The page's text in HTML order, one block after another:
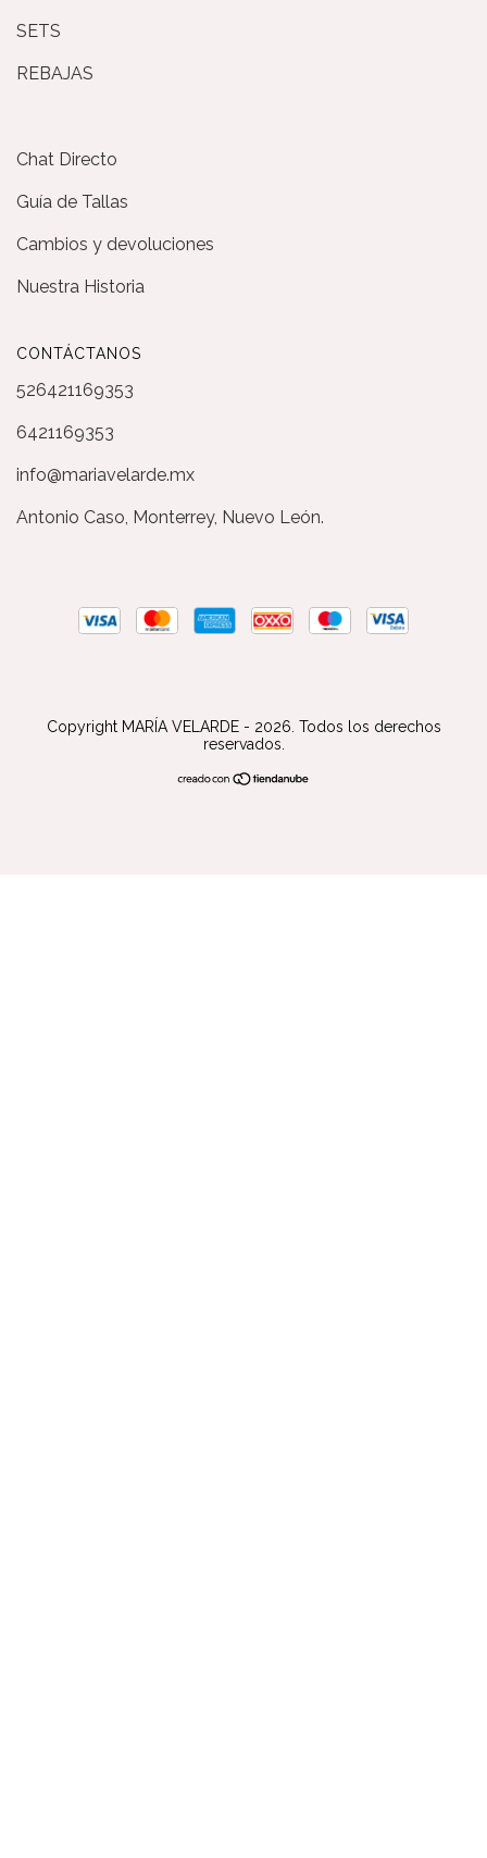
SETS
REBAJAS
Chat Directo
Guía de Tallas
Cambios y devoluciones
Nuestra Historia
CONTÁCTANOS
526421169353
6421169353
info@mariavelarde.mx
Antonio Caso, Monterrey, Nuevo León.
Copyright MARÍA VELARDE - 2026. Todos los derechos
reservados.